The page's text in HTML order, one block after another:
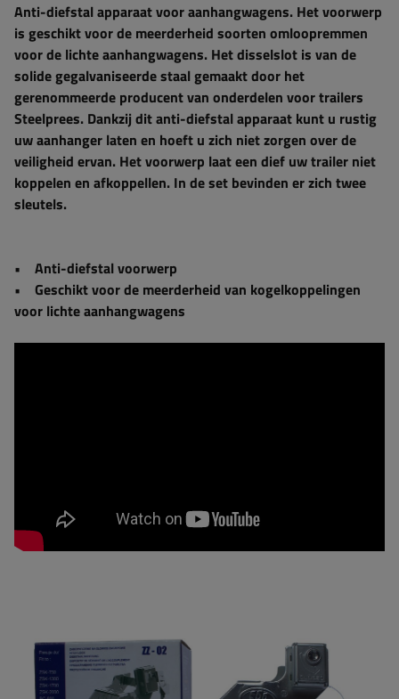
Anti-diefstal apparaat voor aanhangwagens. Het voorwerp
is geschikt voor de meerderheid soorten omloopremmen
voor de lichte aanhangwagens. Het disselslot is van de
solide gegalvaniseerde staal gemaakt door het
gerenommeerde producent van onderdelen voor trailers
Steelprees. Dankzij dit anti-diefstal apparaat kunt u rustig
uw aanhanger laten en hoeft u zich niet zorgen over de
veiligheid ervan. Het voorwerp laat een dief uw trailer niet
koppelen en afkoppellen. In de set bevinden er zich twee
sleutels.
• Anti-diefstal voorwerp
• Geschikt voor de meerderheid van kogelkoppelingen
voor lichte aanhangwagens